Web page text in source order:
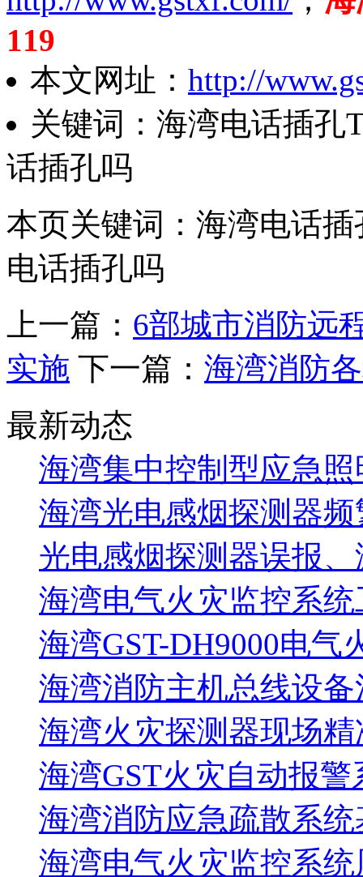
119
本文网址： http://
关键词：海湾电话插孔
话插孔吗
本页关键词：海湾电话
电话插孔吗
上一篇： 6部城市消防远
实施 下一篇： 海湾消防
最新动态
海湾集中控制型应急照
海湾光电感烟探测器
光电感烟探测器误报
海湾电气火灾监控系统
海湾GST-DH9000电气
海湾消防主机总线设备
海湾火灾探测器现场
海湾GST火灾自动报警
海湾消防应急疏散系统
海湾电气火灾监控系